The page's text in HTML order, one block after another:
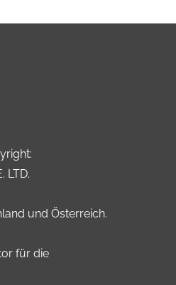
LTD.
und Österreich.
für die